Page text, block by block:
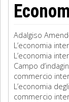
Adalgiso
L’economia
L’economia
Campo
commercio
L’economia
commercio